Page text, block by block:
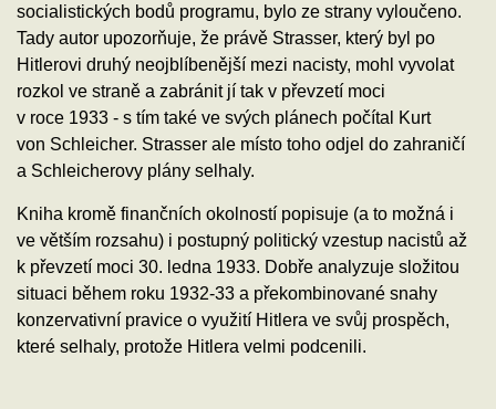
socialistických bodů programu, bylo ze strany vyloučeno.
Tady autor upozorňuje, že právě Strasser, který byl po
Hitlerovi druhý neojblíbenější mezi nacisty, mohl vyvolat
rozkol ve straně a zabránit jí tak v převzetí moci
v roce 1933 - s tím také ve svých plánech počítal Kurt
von Schleicher. Strasser ale místo toho odjel do zahraničí
a Schleicherovy plány selhaly.
Kniha kromě finančních okolností popisuje (a to možná i
ve větším rozsahu) i postupný politický vzestup nacistů až
k převzetí moci 30. ledna 1933. Dobře analyzuje složitou
situaci během roku 1932-33 a překombinované snahy
konzervativní pravice o využití Hitlera ve svůj prospěch,
které selhaly, protože Hitlera velmi podcenili.